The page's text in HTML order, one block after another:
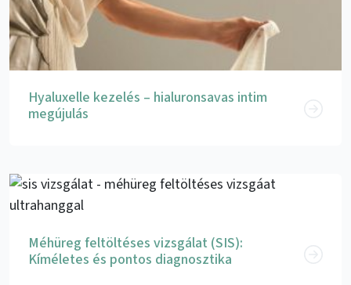
Hyaluxelle kezelés – hialuronsavas intim
megújulás
Méhüreg feltöltéses vizsgálat (SIS):
Kíméletes és pontos diagnosztika